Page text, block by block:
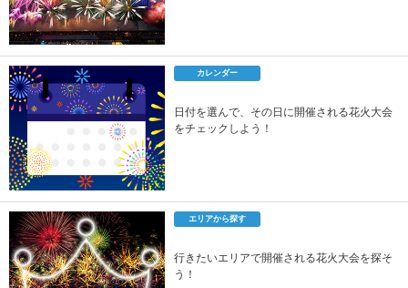
カレンダー
日付を選んで、その日に開催される花火大会
をチェックしよう！
エリアから探す
行きたいエリアで開催される花火大会を探そ
う！